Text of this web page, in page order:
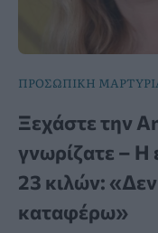
ΠΡΟΣΩΠΙΚΗ
Ξεχάστε την
γνωρίζατε – Η
23 κιλών:
καταφέρω»